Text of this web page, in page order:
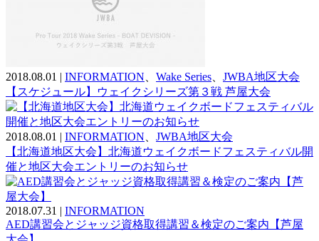
2018.08.01 | INFORMATION Wake Series
JWBA地区大会
【スケジュール】ウェイクシリーズ第３戦 芦屋大会
2018.08.01 | INFORMATION
JWBA地区大会
【北海道地区大会】北海道ウェイクボードフェスティバル開
催と地区大会エントリーのお知らせ
2018.07.31 | INFORMATION
AED講習会とジャッジ資格取得講習＆検定のご案内【芦屋